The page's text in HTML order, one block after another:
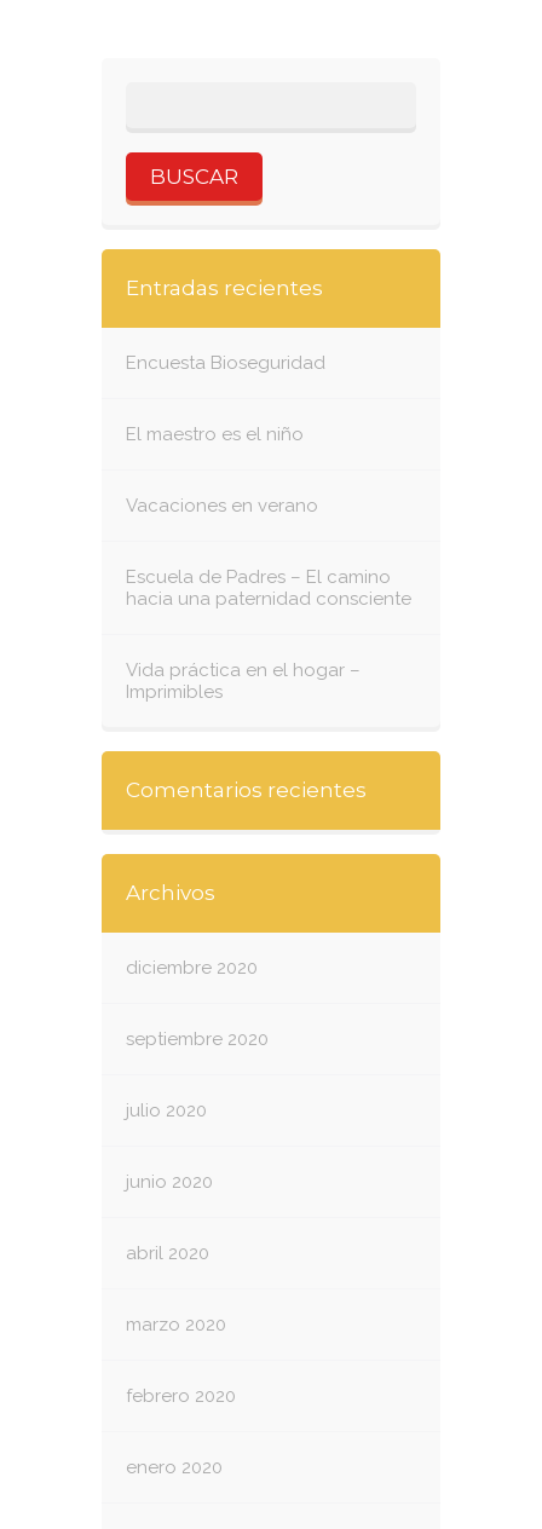
Entradas recientes
Encuesta Bioseguridad
El maestro es el niño
Vacaciones en verano
Escuela de Padres – El camino
hacia una paternidad consciente
Vida práctica en el hogar –
Imprimibles
Comentarios recientes
Archivos
diciembre 2020
septiembre 2020
julio 2020
junio 2020
abril 2020
marzo 2020
febrero 2020
enero 2020